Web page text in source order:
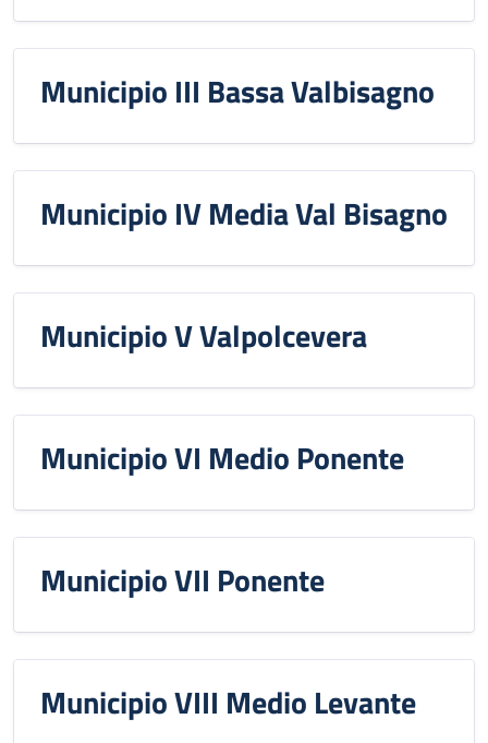
Municipio III Bassa Valbisagno
Municipio IV Media Val Bisagno
Municipio V Valpolcevera
Municipio VI Medio Ponente
Municipio VII Ponente
Municipio VIII Medio Levante